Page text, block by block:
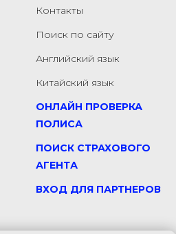
Контакты
Поиск по сайту
Английский язык
Китайский язык
ОНЛАЙН ПРОВЕРКА
ПОЛИСА
ПОИСК СТРАХОВОГО
АГЕНТА
ВХОД ДЛЯ ПАРТНЕРОВ